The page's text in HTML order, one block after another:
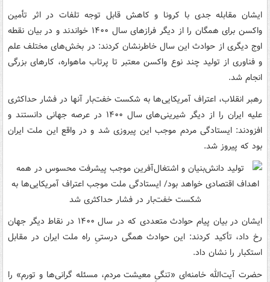
ایشان مقابله جدی با کرونا و کاهش قابل توجه تلفات در اثر تأمین
واکسن برای همگان را از دیگر فرازهای سال ۱۴۰۰ خواندند و در بیان نقطه
اوج دیگری از حوادث این سال خاطرنشان کردند: در بخش‌های مختلف علم
و فناوری از تولید چند نوع واکسن معتبر تا پرتاب ماهواره، کارهای بزرگی
انجام شد.
رهبر انقلاب، اعتراف آمریکایی‌ها به شکست خفت‌بار آنها در فشار حداکثری
علیه ایران را از دیگر شیرینی‌های سال ۱۴۰۰ در عرصه جهانی دانستند و
افزودند: ایستادگی مردم موجب این پیروزی شد و در واقع این ملت ایران
بود که پیروز شد.
ایشان در بیان پیام حوادث متعددی که در سال ۱۴۰۰ در نقاط دیگر جهان
رخ داد، تأکید کردند: این حوادث همگی درستیِ راه ملت ایران در مقابل
استکبار را نشان داد.
حضرت آیت‌الله خامنه‌ای «تنگیِ معیشت مردم، مسئله گرانی‌ها و تورم» را